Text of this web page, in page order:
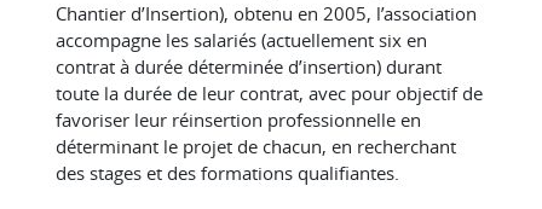
Chantier d’Insertion), obtenu en 2005, l’association
accompagne les salariés (actuellement six en
contrat à durée déterminée d’insertion) durant
toute la durée de leur contrat, avec pour objectif de
favoriser leur réinsertion professionnelle en
déterminant le projet de chacun, en recherchant
des stages et des formations qualifiantes.